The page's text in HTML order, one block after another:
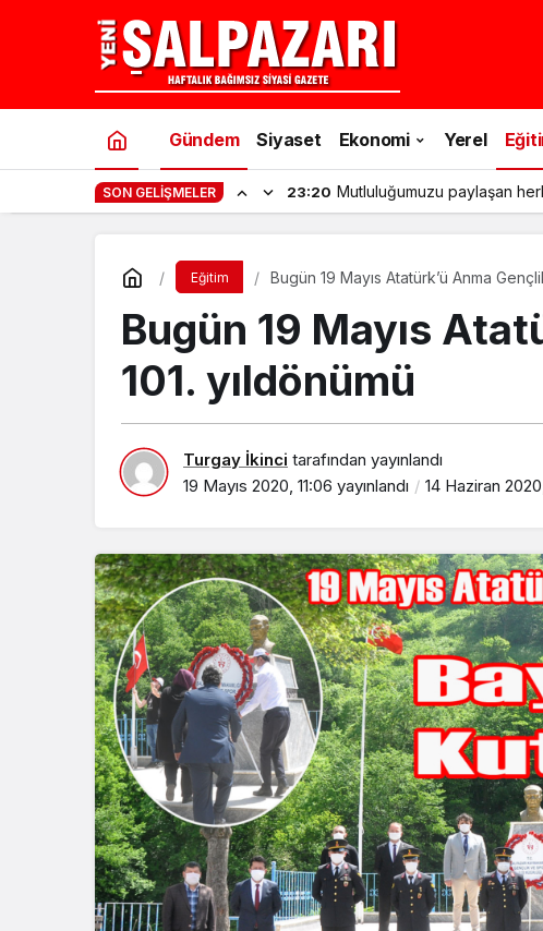
Gündem Siyaset Ekonomi Yerel
SON GELIŞMELER 23:20 Mutluluğumuzu paylaşan
Eğitim Bugün 19 Mayıs Atatürk’ü Anma
Bugün 19 Mayıs
101. yıldönümü
Turgay İkinci tarafından yayınlandı
19 Mayıs 2020, 11:06 yayınlandı 14 Haziran